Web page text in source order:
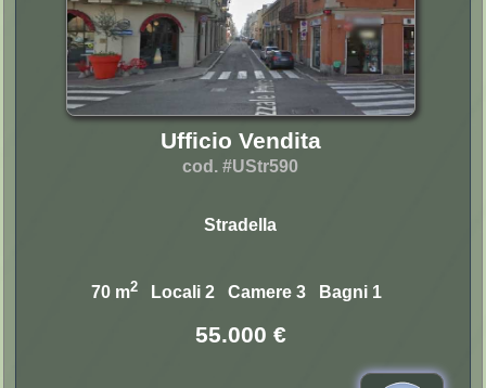
Ufficio Vendita
cod. #UStr590
Stradella
70 m2Locali 2 Camere 3 Bagni 1
55.000 €